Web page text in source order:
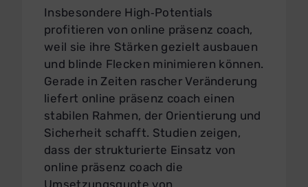
Insbesondere High‑Potentials
profitieren von online präsenz coach,
weil sie ihre Stärken gezielt ausbauen
und blinde Flecken minimieren können.
Gerade in Zeiten rascher Veränderung
liefert online präsenz coach einen
stabilen Rahmen, der Orientierung und
Sicherheit schafft. Studien zeigen,
dass der strukturierte Einsatz von
online präsenz coach die
Umsetzungsquote von